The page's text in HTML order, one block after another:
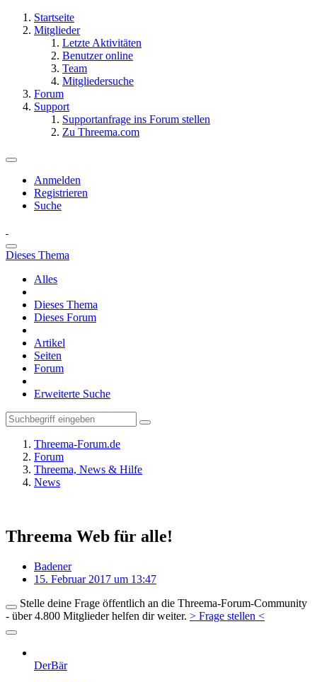
Startseite
Mitglieder
Letzte Aktivitäten
Benutzer online
Team
Mitgliedersuche
Forum
Support
Supportanfrage ins Forum stellen
Zu Threema.com
Anmelden
Registrieren
Suche
Dieses Thema
Alles
Dieses Thema
Dieses Forum
Artikel
Seiten
Forum
Erweiterte Suche
Threema-Forum.de
Forum
Threema, News & Hilfe
News
Threema Web für alle!
Badener
15. Februar 2017 um 13:47
Stelle deine Frage öffentlich an die Threema-Forum-Community
- über 4.800 Mitglieder helfen dir weiter. > Frage stellen <
DerBär